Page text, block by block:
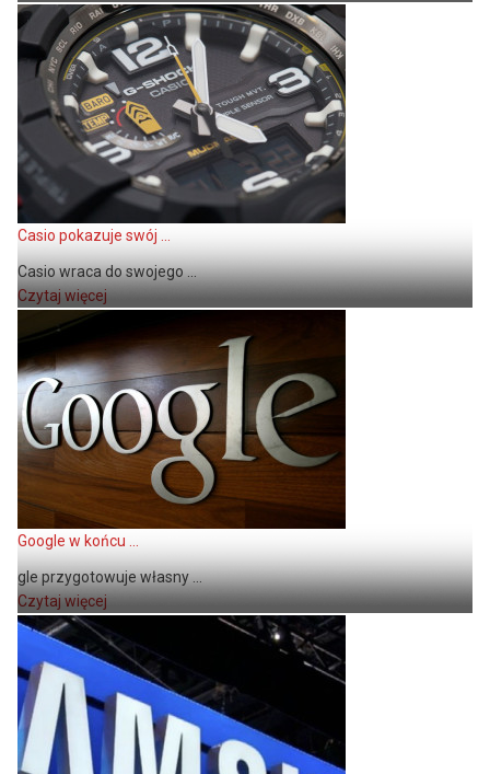
Casio pokazuje swój ...
Casio wraca do swojego ...
Czytaj więcej
Google w końcu ...
gle przygotowuje własny ...
Czytaj więcej